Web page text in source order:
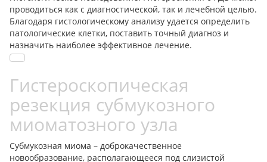
проводиться как с диагностической, так и лечебной целью.
Благодаря гистологическому анализу удается определить
патологические клетки, поставить точный диагноз и
назначить наиболее эффективное лечение.
Гистероскопическая
резекция субмукозного
миоматозного узла
Субмукозная миома – доброкачественное
новообразование, располагающееся под слизистой